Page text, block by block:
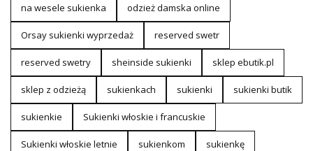
na wesele sukienka odzież damska online
Orsay sukienki wyprzedaż reserved swetr
reserved swetry sheinside sukienki sklep ebutik.pl
sklep z odzieżą sukienkach sukienki sukienki butik
sukienkie Sukienki włoskie i francuskie
Sukienki włoskie letnie sukienkom sukienkę